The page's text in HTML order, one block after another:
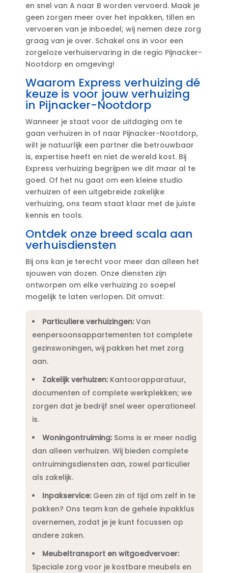
en snel van A naar B worden vervoerd.​ Maak je
geen zorgen meer over het inpakken, tillen en
vervoeren van je inboedel; wij nemen deze zorg
graag van je over.​ Schakel ons in voor een
zorgeloze verhuiservaring in de regio Pijnacker-
Nootdorp en omgeving!
Waarom Express verhuizing dé
keuze is voor jouw verhuizing
in Pijnacker-Nootdorp
Wanneer je staat voor de uitdaging om te
gaan verhuizen in of naar Pijnacker-Nootdorp,
wilt je natuurlijk een partner die betrouwbaar
is, expertise heeft en niet de wereld kost.​ Bij
Express verhuizing begrijpen we dit maar al te
goed.​ Of het nu gaat om een kleine studio
verhuizen of een uitgebreide zakelijke
verhuizing, ons team staat klaar met de juiste
kennis en tools.​
Ontdek onze breed scala aan
verhuisdiensten
Bij ons kan je terecht voor meer dan alleen het
sjouwen van dozen.​ Onze diensten zijn
ontworpen om elke verhuizing zo soepel
mogelijk te laten verlopen.​ Dit omvat:
Particuliere verhuizingen:Van
eenpersoonsappartementen tot complete
gezinswoningen, wij pakken het met zorg
aan.​
Zakelijk verhuizen:Kantoorapparatuur,
documenten of complete werkplekken; we
zorgen dat je bedrijf snel weer operationeel
is.​
Woningontruiming:Soms is er meer nodig
dan alleen verhuizen.​ Wij bieden complete
ontruimingsdiensten aan, zowel particulier
als zakelijk.​
Inpakservice:Geen zin of tijd om zelf in te
pakken? Ons team kan de gehele inpakklus
overnemen, zodat je je kunt focussen op
andere zaken.​
Meubeltransport en witgoedvervoer:
Speciale zorg voor je kostbare meubels en